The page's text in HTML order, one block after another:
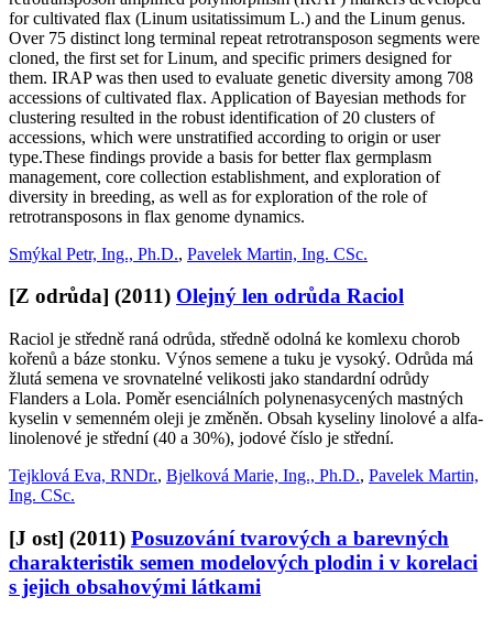
for cultivated flax (Linum usitatissimum L.) and the Linum genus.
Over 75 distinct long terminal repeat retrotransposon segments were
cloned, the first set for Linum, and specific primers designed for
them. IRAP was then used to evaluate genetic diversity among 708
accessions of cultivated flax. Application of Bayesian methods for
clustering resulted in the robust identification of 20 clusters of
accessions, which were unstratified according to origin or user
type.These findings provide a basis for better flax germplasm
management, core collection establishment, and exploration of
diversity in breeding, as well as for exploration of the role of
retrotransposons in flax genome dynamics.
Smýkal Petr, Ing., Ph.D., Pavelek Martin, Ing. CSc.
[Z odrůda] (2011) Olejný len odrůda Raciol
Raciol je středně raná odrůda, středně odolná ke komlexu chorob
kořenů a báze stonku. Výnos semene a tuku je vysoký. Odrůda má
žlutá semena ve srovnatelné velikosti jako standardní odrůdy
Flanders a Lola. Poměr esenciálních polynenasycených mastných
kyselin v semenném oleji je změněn. Obsah kyseliny linolové a alfa-
linolenové je střední (40 a 30%), jodové číslo je střední.
Tejklová Eva, RNDr., Bjelková Marie, Ing., Ph.D., Pavelek Martin,
Ing. CSc.
[J ost] (2011) Posuzování tvarových a barevných
charakteristik semen modelových plodin i v korelaci
s jejich obsahovými látkami